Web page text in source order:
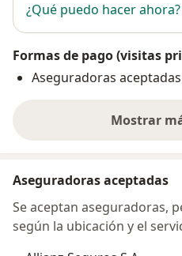
¿Qué puedo hacer ahora?
Formas de pago (visitas
Aseguradoras
Mostrar
Aseguradoras aceptadas
Se aceptan aseguradoras,
según la ubicación y el